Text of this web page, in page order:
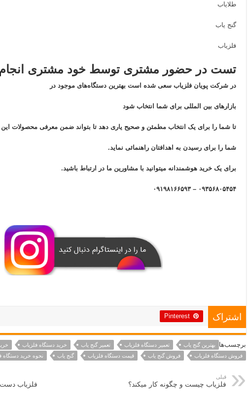
طلایاب
گنج یاب
فلزیاب
تست در حضور مشتری توسط خود مشتری
در شرکت پویان فلزیاب سعی شده است بهترین دستگاه‌های موجود در
بازار‌های بین المللی برای شما انتخاب شود
تا شما را برای یک انتخاب مطمئن و صحیح یاری دهد تا بتواند ضمن معرفی محصولات
شما را برای رسیدن به اهدافتان راهنمائی نماید.
برای یک خرید هوشمندانه میتوانید با مشاورین ما در ارتباط باشید.
۰۹۳۵۶۸۰۵۴۵۴ – ۰۹۱۹۸۱۶۶۵۹۳
اشتراک Pinterest
برچسب‌ها بهترین گنج یاب تعمیر دستگاه فلزیاب تعمیر گنج یاب خرید دستگاه فلزیاب
فروش دستگاه فلزیاب
فروش گنج یاب قیمت دستگاه فلزیاب گنج یاب نحوه خرید دستگاه
قبلی
فلزیاب چیست و چگونه کار میکند؟
فلزیاب دست